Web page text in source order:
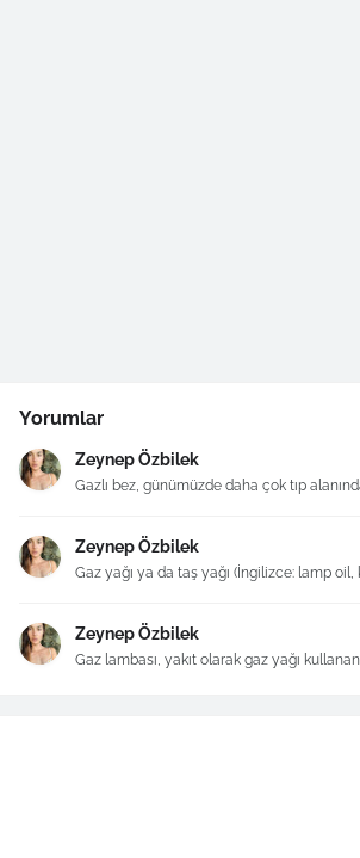
Yorumlar
Zeynep Özbilek
Gazlı bez, günümüzde daha çok tıp
Zeynep Özbilek
Gaz yağı ya da taş yağı (İngilizce: lamp oil,
Zeynep Özbilek
Gaz lambası, yakıt olarak gaz yağı